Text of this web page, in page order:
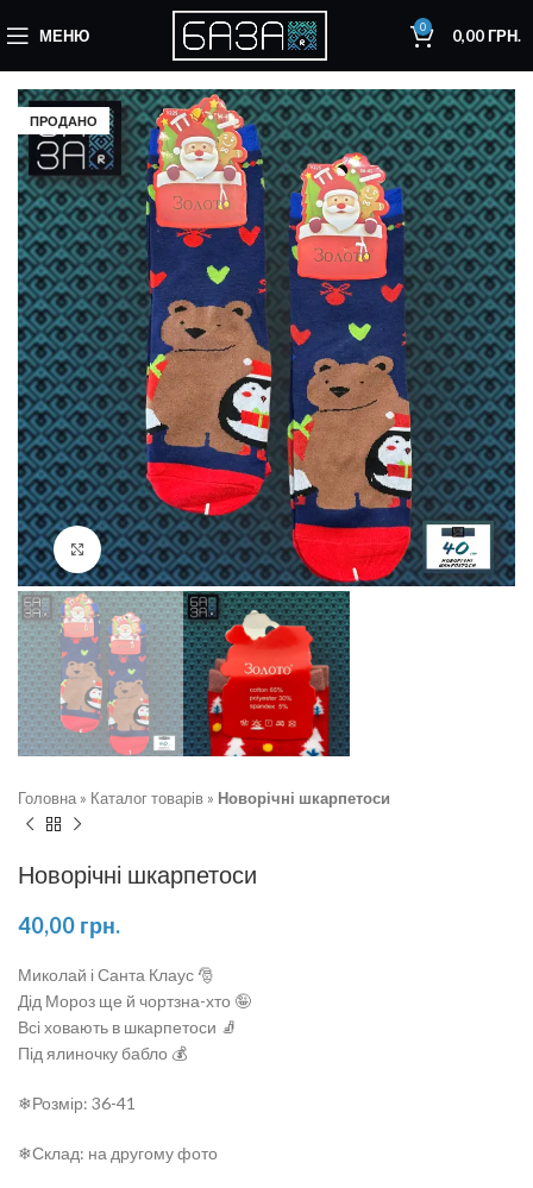
МЕНЮ 0 0,00ГРН.
ПРОДАНО
Натисніть, щоб збільшити
Головна » Каталог товарів » Новорічні шкарпетоси
Новорічні шкарпетоси
40,00 грн.
Миколай і Санта Клаус 🎅
Дід Мороз ще й чортзна-хто 🤪
Всі ховають в шкарпетоси 🧦
Під ялиночку бабло 💰
❄Розмір: 36-41
❄Склад: на другому фото